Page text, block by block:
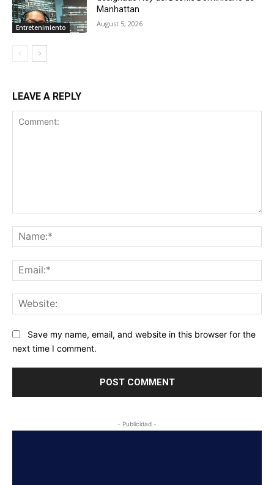
Entretenimiento
Manhattan
August 5, 2026
LEAVE A REPLY
Save my name, email, and website in this browser for the
next time I comment.
- Publicidad -